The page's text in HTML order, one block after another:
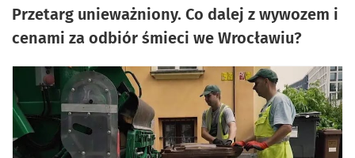
Przetarg unieważniony. Co dalej z wywozem i
cenami za odbiór śmieci we Wrocławiu?